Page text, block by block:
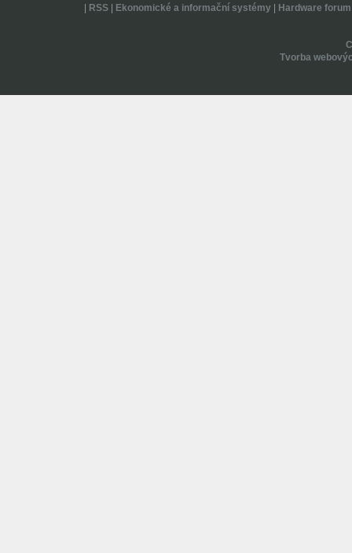
RSS| Ekonomické a informační systémy| Hardware forum
Tvorba